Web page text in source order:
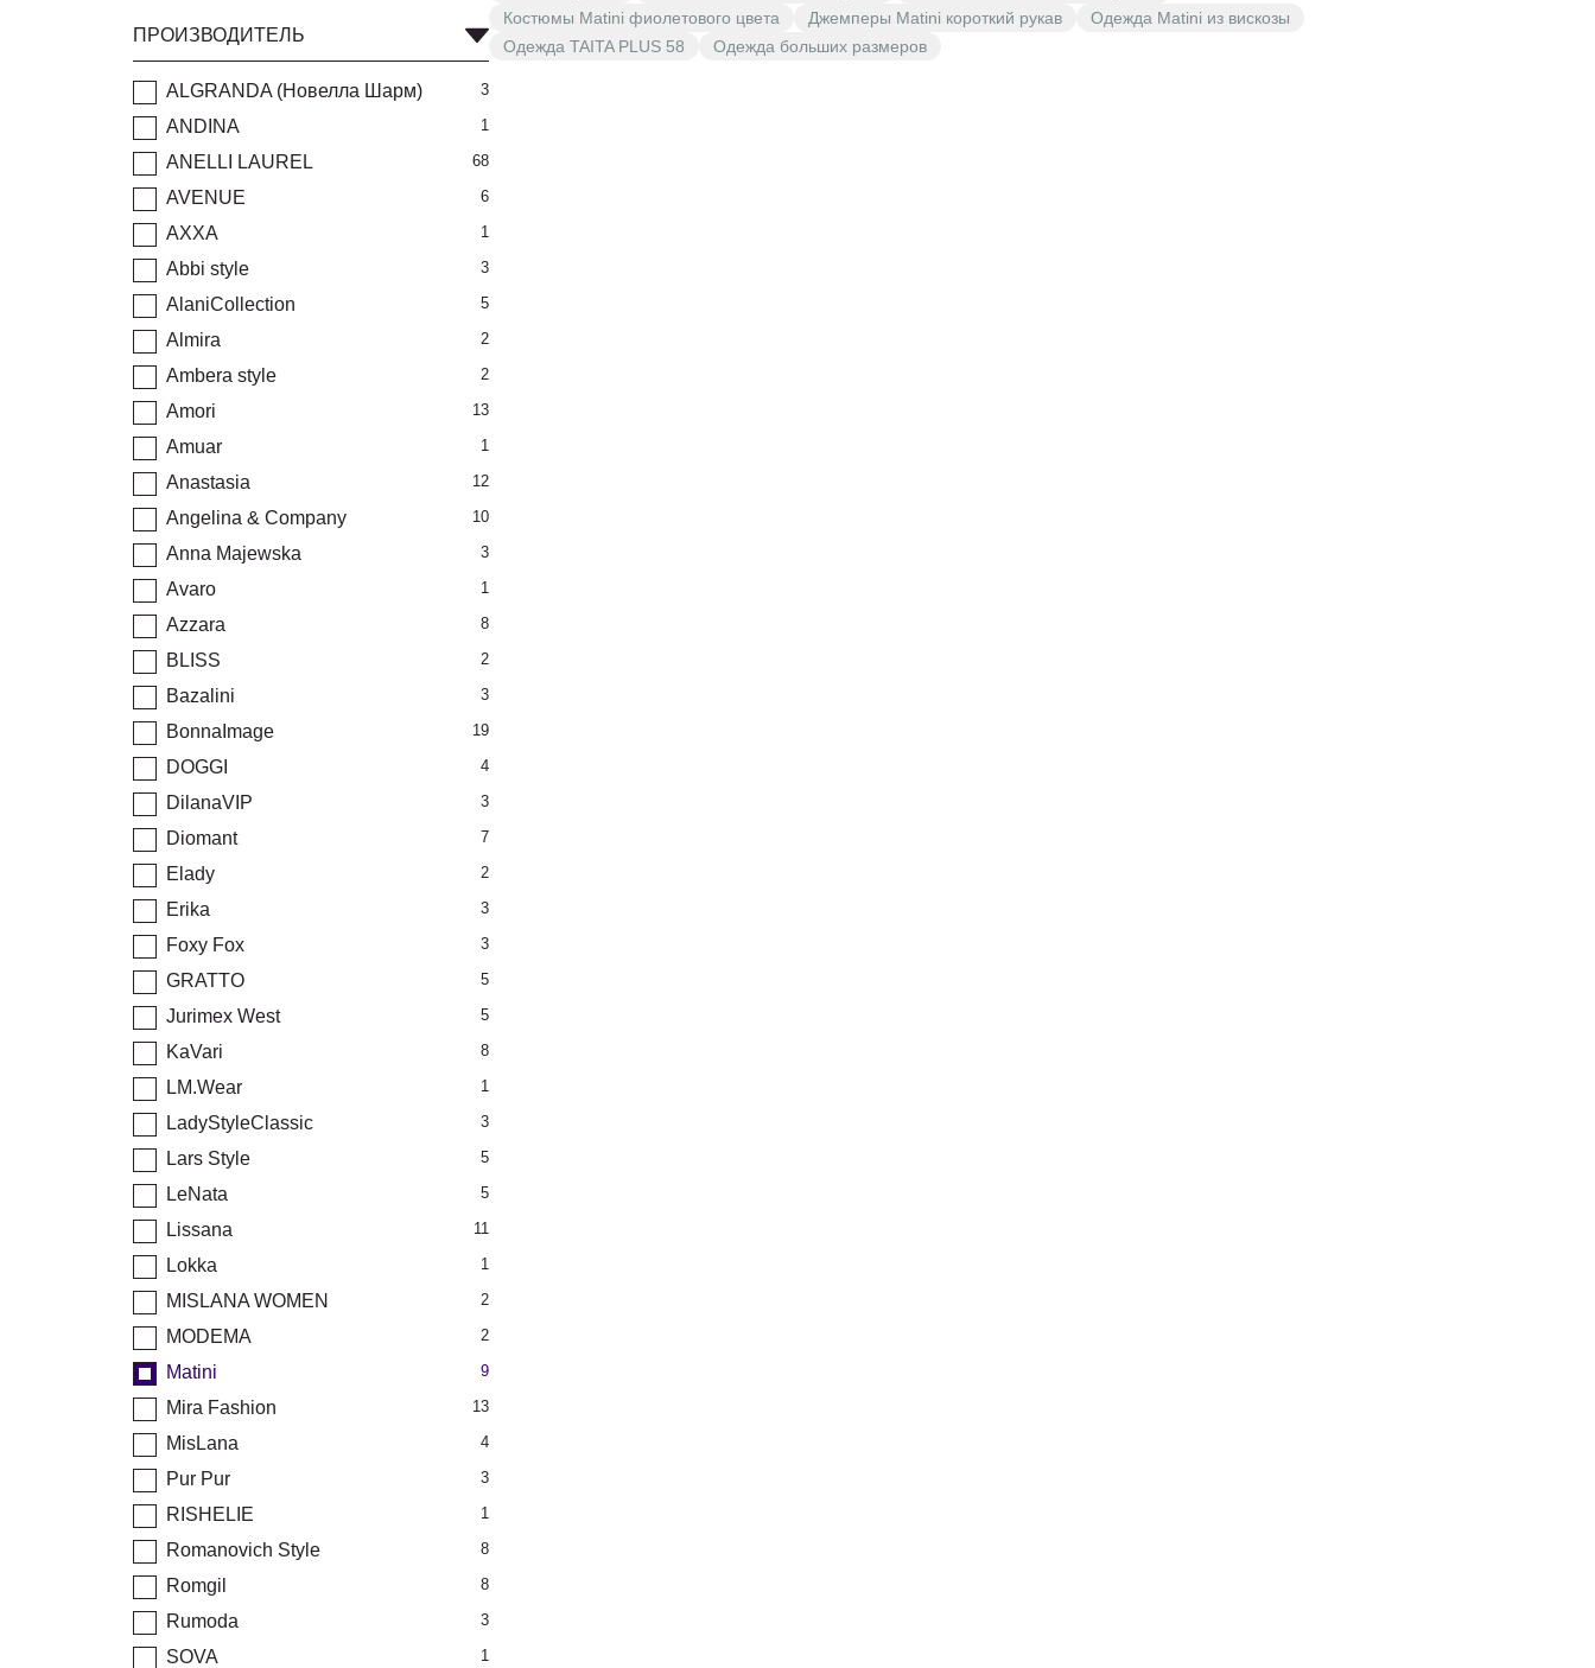
ПРОИЗВОДИТЕЛЬ
ALGRANDA (Новелла Шарм) 3
ANDINA 1
ANELLI LAUREL 68
AVENUE 6
AXXA 1
Abbi style 3
AlaniCollection 5
Almira 2
Ambera style 2
Amori 13
Amuar 1
Anastasia 12
Angelina & Company 10
Anna Majewska 3
Avaro 1
Azzara 8
BLISS 2
Bazalini 3
BonnaImage 19
DOGGI 4
DilanaVIP 3
Diomant 7
Elady 2
Erika 3
Foxy Fox 3
GRATTO 5
Jurimex West 5
KaVari 8
LM.Wear 1
LadyStyleClassic 3
Lars Style 5
LeNata 5
Lissana 11
Lokka 1
MISLANA WOMEN 2
MODEMA 2
Matini 9
Mira Fashion 13
MisLana 4
Pur Pur 3
RISHELIE 1
Romanovich Style 8
Romgil 8
Rumoda 3
SOVA 1
Костюмы Matini фиолетового цвета
Джемперы Matini короткий рукав
Одежда Matini из вискозы
Одежда TAITA PLUS 58
Одежда больших размеров